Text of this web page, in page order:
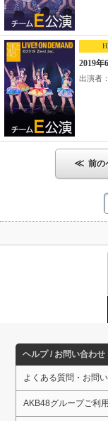
2019年
出演者
≪ 前の
ヘルプ / お問い合わせ
よくある質問・お問
AKB48グループご利